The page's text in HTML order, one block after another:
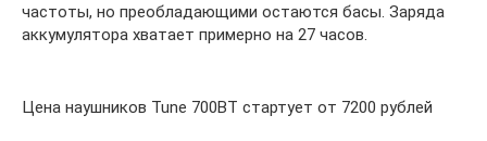
частоты, но преобладающими остаются басы. Заряда
аккумулятора хватает примерно на 27 часов.
Цена наушников Tune 700BT стартует от 7200 рублей